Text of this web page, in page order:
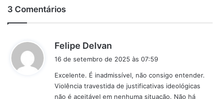
3 Comentários
Felipe Delvan
s
e
16 de setembro de 2025 às 07:59
Excelente. É inadmissível, não consigo entender.
Violência travestida de justificativas ideológicas
não é aceitável em nenhuma situação. Não há